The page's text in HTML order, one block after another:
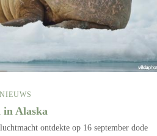
NIEUWS
in Alaska
ontdekte op 16 september dode